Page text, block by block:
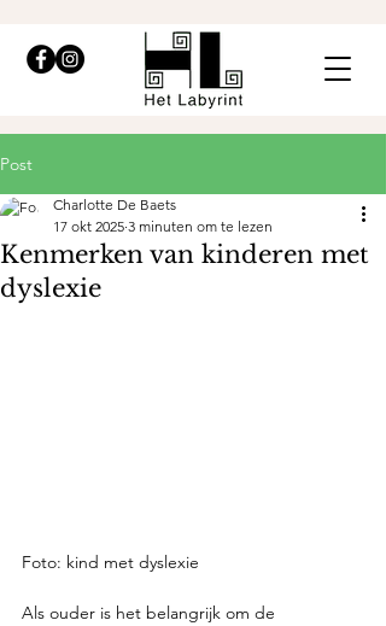
Post
Kenmerken van kinderen met
dyslexie
Charlotte De Baets
17 okt 2025 3 minuten om te lezen
Foto: kind met dyslexie
Als ouder is het belangrijk om de